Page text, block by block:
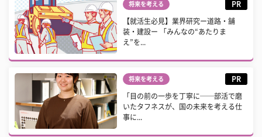
将来を考える PR
【就活生必見】業界研究ー道路・舗
装・建設ー 「みんなの“あたりま
え”を...
将来を考える PR
「目の前の一歩を丁寧に──部活で磨
いたタフネスが、国の未来を考える仕
事に...